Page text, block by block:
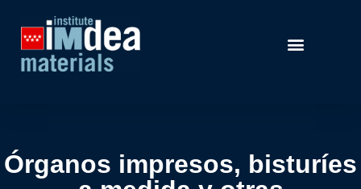
Órganos impresos, bisturíes